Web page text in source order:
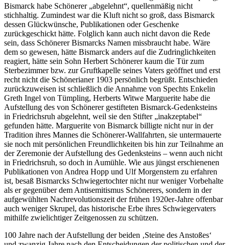
Bismarck habe Schönerer „abgelehnt“, quellenmäßig nicht
stichhaltig. Zumindest war die Kluft nicht so groß, dass Bismarck
dessen Glückwünsche, Publikationen oder Geschenke
zurückgeschickt hätte. Folglich kann auch nicht davon die Rede
sein, dass Schönerer Bismarcks Namen missbraucht habe. Wäre
dem so gewesen, hätte Bismarck anders auf die Zudringlichkeiten
reagiert, hätte sein Sohn Herbert Schönerer kaum die Tür zum
Sterbezimmer bzw. zur Gruftkapelle seines Vaters geöffnet und erst
recht nicht die Schönerianer 1903 persönlich begrüßt. Entschieden
zurückzuweisen ist schließlich die Annahme von Spechts Enkelin
Greth Ingel von Tümpling, Herberts Witwe Marguerite habe die
Aufstellung des von Schönerer gestifteten Bismarck-Gedenksteins
in Friedrichsruh abgelehnt, weil sie den Stifter „inakzeptabel“
gefunden hätte. Marguerite von Bismarck billigte nicht nur in der
Tradition ihres Mannes die Schönerer-Wallfahrten, sie untermauerte
sie noch mit persönlichen Freundlichkeiten bis hin zur Teilnahme an
der Zeremonie der Aufstellung des Gedenksteins – wenn auch nicht
in Friedrichsruh, so doch in Aumühle. Wie aus jüngst erschienenen
Publikationen von Andrea Hopp und Ulf Morgenstern zu erfahren
ist, besaß Bismarcks Schwiegertochter nicht nur weniger Vorbehalte
als er gegenüber dem Antisemitismus Schönerers, sondern in der
aufgewühlten Nachrevolutionszeit der frühen 1920er-Jahre offenbar
auch weniger Skrupel, das historische Erbe ihres Schwiegervaters
mithilfe zwielichtiger Zeitgenossen zu schützen.
100 Jahre nach der Aufstellung der beiden ‚Steine des Anstoßes‘